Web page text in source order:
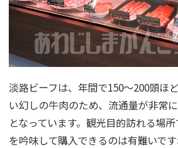
淡路ビーフは、年間で150～200頭ほ
い幻しの牛肉のため、流通量が非常
となっています。観光目的訪れる場
を吟味して購入できるのは有難いです